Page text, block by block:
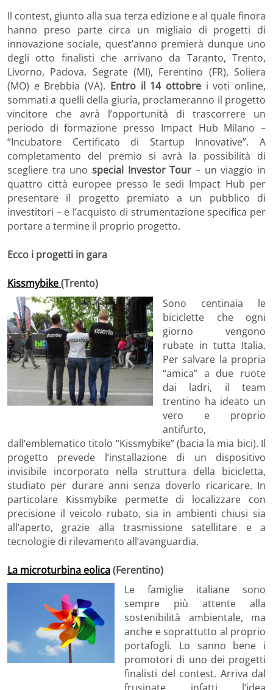
Il contest, giunto alla sua terza edizione e al quale finora
hanno preso parte circa un migliaio di progetti di
innovazione sociale, quest’anno premierà dunque uno
degli otto finalisti che arrivano da Taranto, Trento,
Livorno, Padova, Segrate (MI), Ferentino (FR), Soliera
(MO) e Brebbia (VA). Entro il 14 ottobrei voti online,
sommati a quelli della giuria, proclameranno il progetto
vincitore che avrà l’opportunità di trascorrere un
periodo di formazione presso Impact Hub Milano –
“Incubatore Certificato di Startup Innovative”. A
completamento del premio si avrà la possibilità di
scegliere tra uno special Investor Tour – un viaggio in
quattro città europee presso le sedi Impact Hub per
presentare il progetto premiato a un pubblico di
investitori – e l’acquisto di strumentazione specifica per
portare a termine il proprio progetto.
Ecco i progetti in gara
Kissmybike(Trento)
Sono centinaia le
biciclette che ogni
giorno vengono
rubate in tutta Italia.
Per salvare la propria
“amica” a due ruote
dai ladri, il team
trentino ha ideato un
vero e proprio
antifurto,
dall’emblematico titolo “Kissmybike” (bacia la mia bici). Il
progetto prevede l’installazione di un dispositivo
invisibile incorporato nella struttura della bicicletta,
studiato per durare anni senza doverlo ricaricare. In
particolare Kissmybike permette di localizzare con
precisione il veicolo rubato, sia in ambienti chiusi sia
all’aperto, grazie alla trasmissione satellitare e a
tecnologie di rilevamento all’avanguardia.
La microturbina eolica(Ferentino)
Le famiglie italiane sono
sempre più attente alla
sostenibilità ambientale, ma
anche e soprattutto al proprio
portafogli. Lo sanno bene i
promotori di uno dei progetti
finalisti del contest. Arriva dal